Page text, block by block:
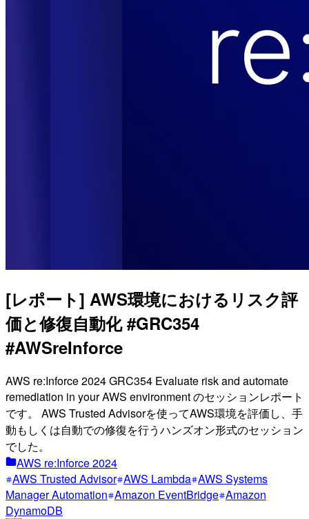
[レポート] AWS環境におけるリスク評
価と修復自動化 #GRC354
#AWSreInforce
AWS re:Inforce 2024 GRC354 Evaluate risk and automate
remediation in your AWS environment のセッションレポート
です。 AWS Trusted Advisorを使ってAWS環境を評価し、手
動もしくは自動での修復を行うハンズオン形式のセッション
でした。
AWS re:Inforce 2024
AWS Trusted Advisor AWS Lambda AWS Systems
Manager Automation Amazon EventBridge Amazon
DynamoDB